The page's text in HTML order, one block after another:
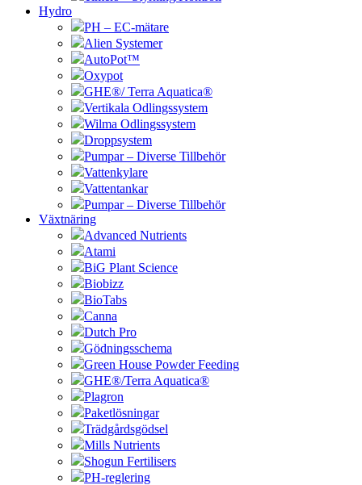
Hydro
PH – EC-mätare
Alien Systemer
AutoPot™
Oxypot
GHE®/ Terra Aquatica®
Vertikala Odlingssystem
Wilma Odlingssystem
Droppsystem
Pumpar – Diverse Tillbehör
Vattenkylare
Vattentankar
Pumpar – Diverse Tillbehör
Växtnäring
Advanced Nutrients
Atami
BiG Plant Science
Biobizz
BioTabs
Canna
Dutch Pro
Gödningsschema
Green House Powder Feeding
GHE®/Terra Aquatica®
Plagron
Paketlösningar
Trädgårdsgödsel
Mills Nutrients
Shogun Fertilisers
PH-reglering